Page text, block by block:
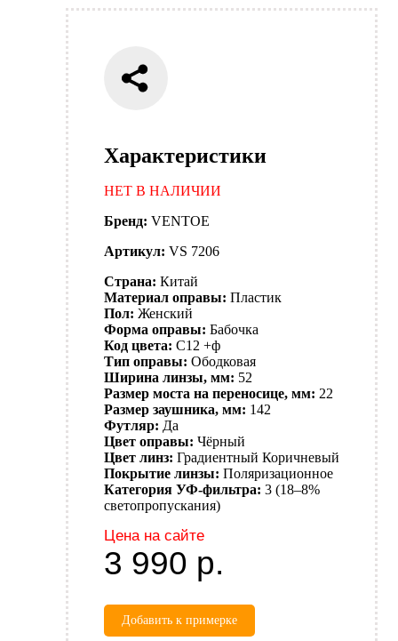
Характеристики
НЕТ В НАЛИЧИИ
Бренд: VENTOE
Артикул: VS 7206
Страна: Китай
Материал оправы: Пластик
Пол: Женский
Форма оправы: Бабочка
Код цвета: C12 +ф
Тип оправы: Ободковая
Ширина линзы, мм: 52
Размер моста на переносице, мм: 22
Размер заушника, мм: 142
Футляр: Да
Цвет оправы: Чёрный
Цвет линз: Градиентный Коричневый
Покрытие линзы: Поляризационное
Категория УФ-фильтра: 3 (18–8%
светопропускания)
Цена на сайте
3 990 р.
Добавить к примерке